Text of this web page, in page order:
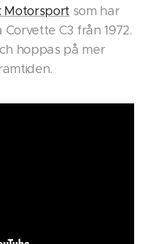
Motorsport som har
C3 från 1972.
hoppas på mer